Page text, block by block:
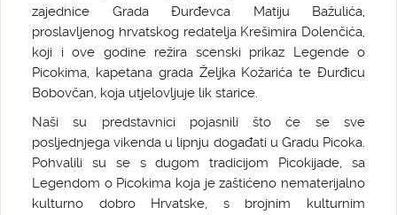
zajednice Grada Đurđevca Matiju Bažulića,
proslavljenog hrvatskog redatelja Krešimira Dolenčića,
koji i ove godine režira scenski prikaz Legende o
Picokima, kapetana grada Željka Kožarića te Đurđicu
Bobovčan, koja utjelovljuje lik starice.
Naši su predstavnici pojasnili što će se sve
posljednjega vikenda u lipnju događati u Gradu Picoka.
Pohvalili su se s dugom tradicijom Picokijade, sa
Legendom o Picokima koja je zaštićeno nematerijalno
kulturno dobro Hrvatske, s brojnim kulturnim